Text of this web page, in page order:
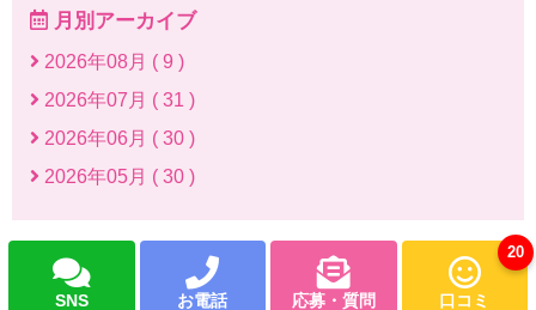
SNS お電話 応募・質問 口コミ
20
0297-77-7702 ◆MAIL：info@hips-toride.com ◆HP：
月別アーカイブ
2026年08月 ( 9 )
2026年07月 ( 31 )
2026年06月 ( 30 )
2026年05月 ( 30 )